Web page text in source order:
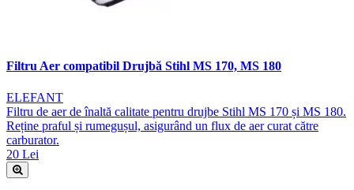
Filtru Aer compatibil Drujbă Stihl MS 170, MS 180
ELEFANT
Filtru de aer de înaltă calitate pentru drujbe Stihl MS 170 și MS 180.
Reține praful și rumegușul, asigurând un flux de aer curat către
carburator.
20 Lei